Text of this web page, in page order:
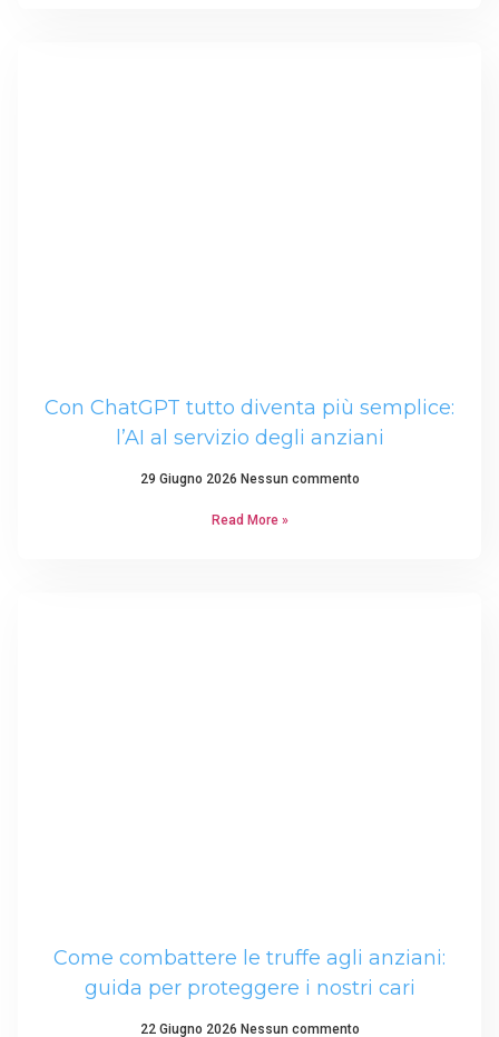
Con ChatGPT tutto diventa più semplice:
l’AI al servizio degli anziani
29 Giugno 2026 Nessun commento
Read More »
Come combattere le truffe agli anziani:
guida per proteggere i nostri cari
22 Giugno 2026 Nessun commento